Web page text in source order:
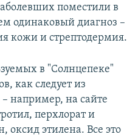
поместили в
одинаковый диагноз –
кожи и стрептодермия.
в "Солнцепеке"
как следует из
например, на сайте
перхлорат и
оксид этилена. Все это